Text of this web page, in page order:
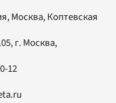
Москва, Коптевская
, г. Москва,
12